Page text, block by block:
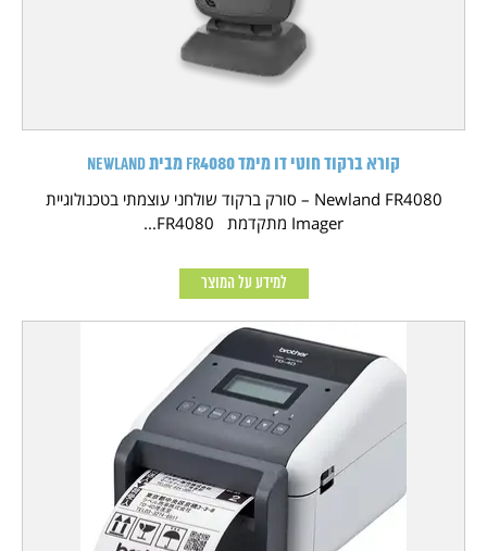
קורא ברקוד חוטי דו מימד FR4080 מבית NEWLAND
Newland FR4080 – סורק ברקוד שולחני עוצמתי בטכנולוגיית
Imager מתקדמת FR4080...
למידע על המוצר